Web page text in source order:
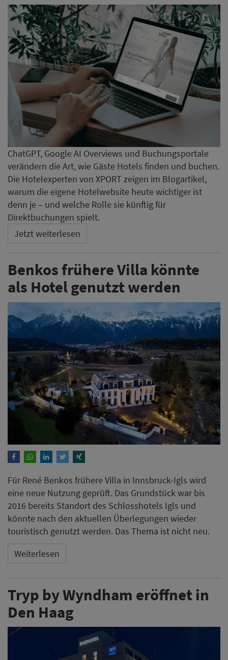
ChatGPT, Google AI Overviews und Buchungsportale
verändern die Art, wie Gäste Hotels finden und buchen.
Die Hotelexperten von XPORT zeigen im Blogartikel,
warum die eigene Hotelwebsite heute wichtiger ist
denn je – und welche Rolle sie künftig für
Direktbuchungen spielt.
Jetzt weiterlesen
Benkos frühere Villa könnte
als Hotel genutzt werden
Für René Benkos frühere Villa in Innsbruck-Igls wird
eine neue Nutzung geprüft. Das Grundstück war bis
2016 bereits Standort des Schlosshotels Igls und
könnte nach den aktuellen Überlegungen wieder
touristisch genutzt werden. Das Thema ist nicht neu.
Weiterlesen
Tryp by Wyndham eröffnet in
Den Haag